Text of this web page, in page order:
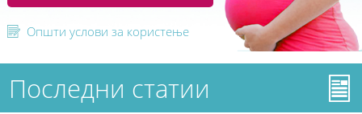
Општи услови за користење
Последни статии